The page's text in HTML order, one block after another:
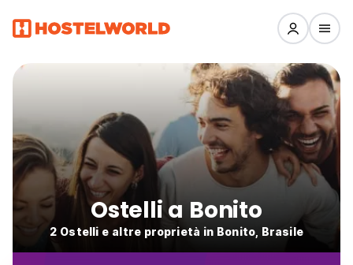
Ostelli a Bonito
2 Ostelli e altre proprietà in Bonito, Brasile